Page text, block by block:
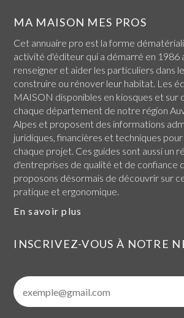
MA MAISON MES PROS
Cet annuaire pro est la forme
activité d'éditeur qui a démarré en 1986
renseigner et aider les particuliers dans
construire ou rénover leur habitat. Les
MAISON disponibles en kiosques et sur
chaque département de notre région
Alpes et proposent des informations
juridiques, financières et techniques
chaque projet. Ces guides sont aussi un
d'entreprises de qualité et de confiance
proposons désormais de découvrir sur
pratique et ergonomique.
En savoir plus
INSCRIVEZ-VOUS À NOTRE